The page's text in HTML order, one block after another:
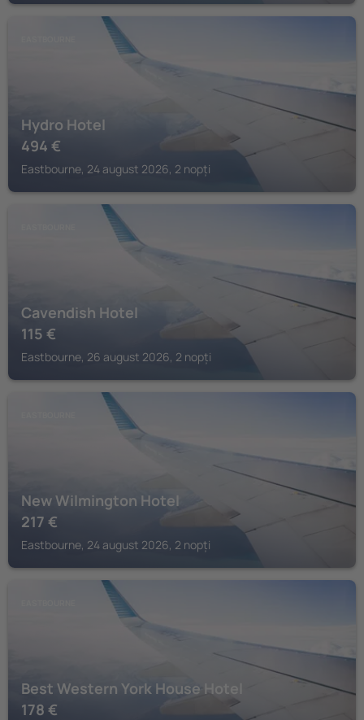
Hydro Hotel
494 €
Eastbourne, 24 august 2026, 2 nopți
Cavendish Hotel
115 €
Eastbourne, 26 august 2026, 2 nopți
New Wilmington Hotel
217 €
Eastbourne, 24 august 2026, 2 nopți
Best Western York House Hotel
178 €